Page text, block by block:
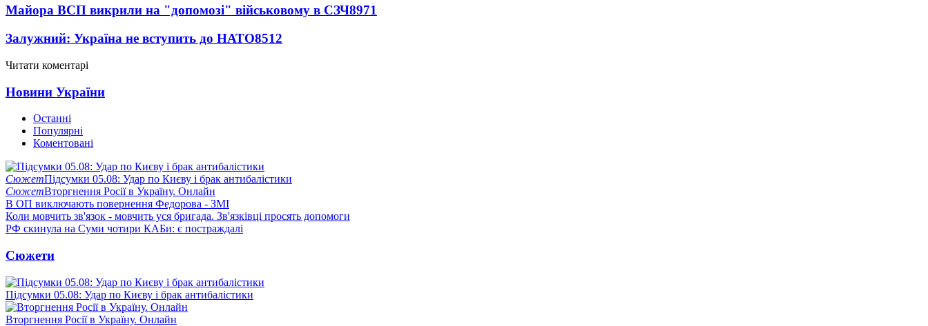
Майора ВСП викрили на "допомозі" військовому в СЗЧ8971
Залужний: Україна не вступить до НАТО8512
Читати коментарі
Новини України
Останні
Популярні
Коментовані
СюжетПідсумки 05.08: Удар по Києву і брак антибалістики
СюжетВторгнення Росії в Україну. Онлайн
В ОП виключають повернення Федорова - ЗМІ
Коли мовчить зв'язок - мовчить уся бригада. Зв'язківці просять допомоги
РФ скинула на Суми чотири КАБи: є постраждалі
Сюжети
Підсумки 05.08: Удар по Києву і брак антибалістики
Вторгнення Росії в Україну. Онлайн